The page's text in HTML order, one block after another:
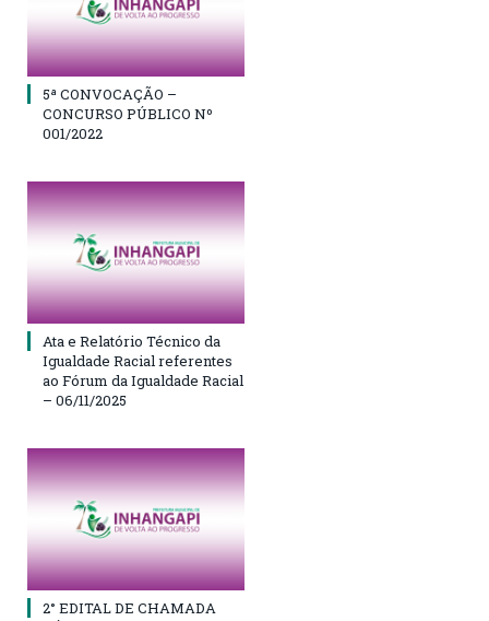
5ª CONVOCAÇÃO –
CONCURSO PÚBLICO Nº
001/2022
Ata e Relatório Técnico da
Igualdade Racial referentes
ao Fórum da Igualdade Racial
– 06/11/2025
2° EDITAL DE CHAMADA